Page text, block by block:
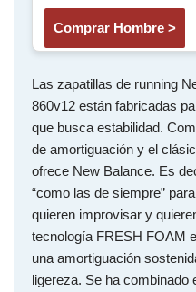
Comprar Hombre >
Las zapatillas de running
860v12 están fabricadas
que busca estabilidad.
de amortiguación y el
ofrece New Balance. Es
“como las de siempre”
quieren improvisar y
tecnología FRESH FOAM
una amortiguación
ligereza. Se ha combinado